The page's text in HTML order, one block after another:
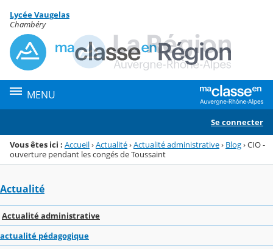
Menu de la rubrique
Contenu
Lycée Vaugelas
Chambéry
MENU
Se connecter
Vous êtes ici : Accueil›Actualité›Actualité administrative› Blog›CIO -
ouverture pendant les congés de Toussaint
Actualité
Actualité administrative
actualité pédagogique